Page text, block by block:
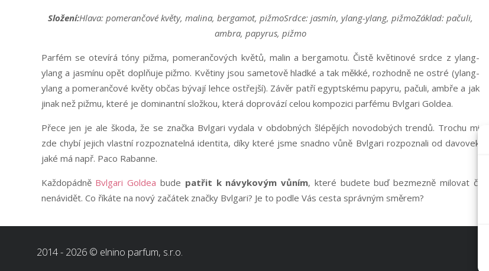
Složení:Hlava: pomerančové květy, malina, bergamot, pižmoSrdce: jasmín, ylang-ylang, pižmoZáklad: pačuli,
ambra, papyrus, pižmo
Parfém se otevírá tóny pižma, pomerančových květů, malin a bergamotu. Čistě květinové srdce z ylang-
ylang a jasmínu opět doplňuje pižmo. Květiny jsou sametově hladké a tak měkké, rozhodně ne ostré (ylang-
ylang a pomerančové květy občas bývají lehce ostřejší). Závěr patří egyptskému papyru, pačuli, ambře a jak
jinak než pižmu, které je dominantní složkou, která doprovází celou kompozici parfému Bvlgari Goldea.
Přece jen je ale škoda, že se značka Bvlgari vydala v obdobných šlépějích novodobých trendů. Trochu mi
zde chybí jejich vlastní rozpoznatelná identita, díky které jsme snadno vůně Bvlgari rozpoznali od davovek
jaké má např. Paco Rabanne.
Každopádně Bvlgari Goldea bude patřit k návykovým vůním, které budete buď bezmezně milovat či
nenávidět. Co říkáte na nový začátek značky Bvlgari? Je to podle Vás cesta správným směrem?
2014 - 2026 © elnino parfum, s.r.o.